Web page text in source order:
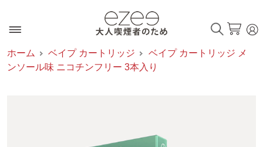
ホーム ベイプ カートリッジ
ベイプ カートリッジ メ
ンソール味 ニコチンフリー 3本入り